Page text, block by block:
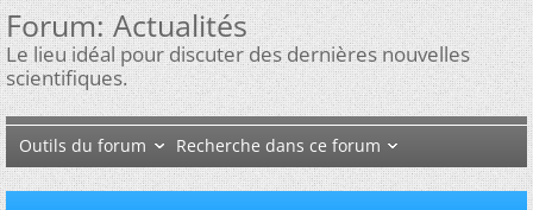
Forum:Actualités
Le lieu idéal pour discuter des dernières nouvelles
scientifiques.
Outils du forum Recherche dans ce forum